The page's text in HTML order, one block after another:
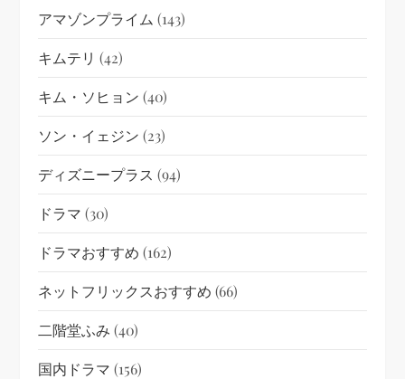
アマゾンプライム (143)
キムテリ (42)
キム・ソヒョン (40)
ソン・イェジン (23)
ディズニープラス (94)
ドラマ (30)
ドラマおすすめ (162)
ネットフリックスおすすめ (66)
二階堂ふみ (40)
国内ドラマ (156)